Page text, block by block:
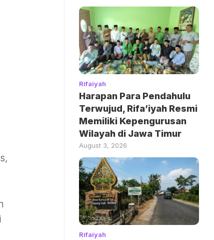
Rifaiyah
Harapan Para Pendahulu
Terwujud, Rifa’iyah Resmi
Memiliki Kepengurusan
Wilayah di Jawa Timur
August 3, 2026
Rifaiyah